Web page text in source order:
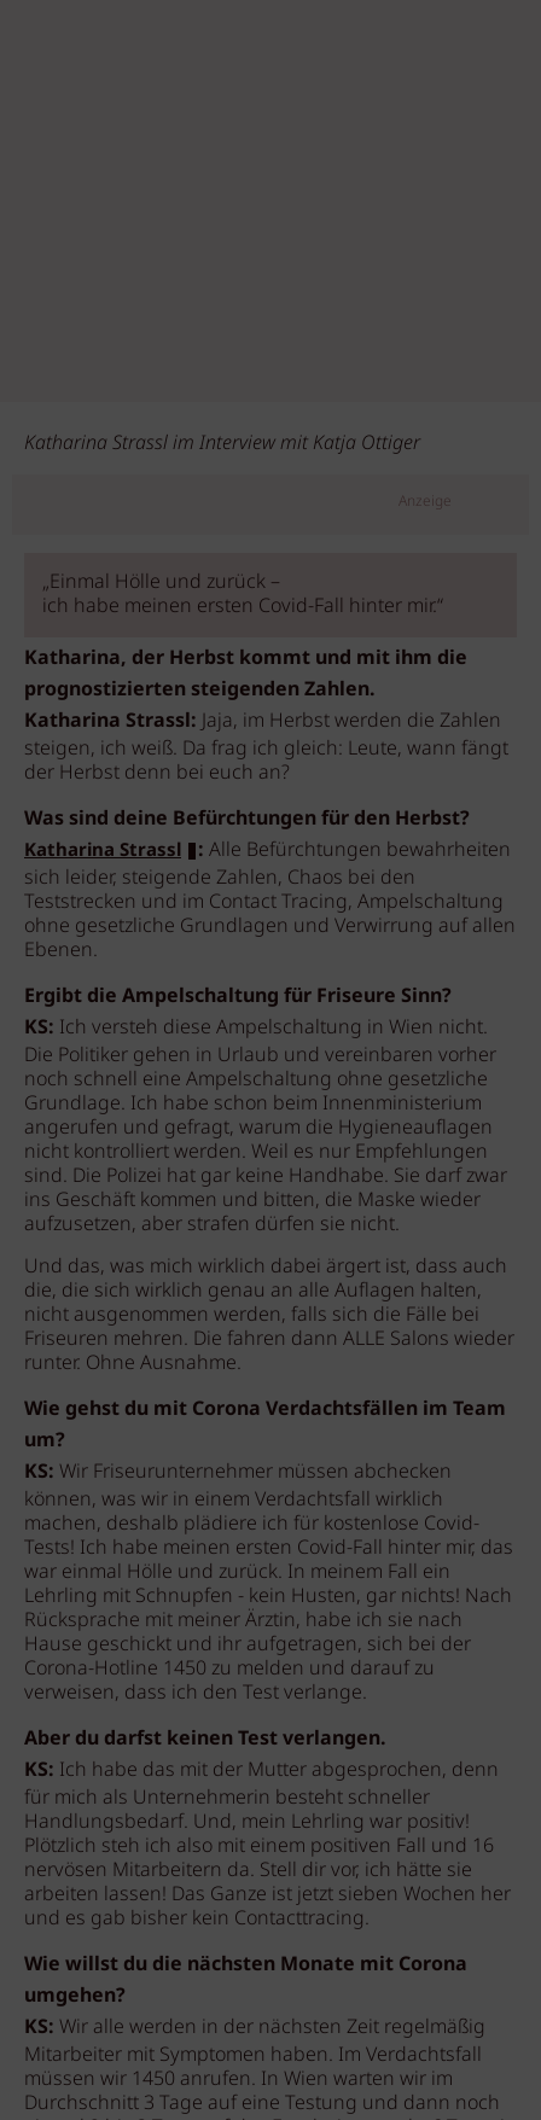
Katharina Strassl im Interview mit Katja Ottiger
Anzeige
„Einmal Hölle und zurück –
ich habe meinen ersten Covid-Fall hinter mir.“
Katharina, der Herbst kommt und mit ihm die
prognostizierten steigenden Zahlen.
Katharina Strassl:Jaja, im Herbst werden die Zahlen
steigen, ich weiß. Da frag ich gleich: Leute, wann fängt
der Herbst denn bei euch an?
Was sind deine Befürchtungen für den Herbst?
Katharina Strassl : Alle Befürchtungen bewahrheiten
sich leider, steigende Zahlen, Chaos bei den
Teststrecken und im Contact Tracing, Ampelschaltung
ohne gesetzliche Grundlagen und Verwirrung auf allen
Ebenen.
Ergibt die Ampelschaltung für Friseure Sinn?
KS: Ich versteh diese Ampelschaltung in Wien nicht.
Die Politiker gehen in Urlaub und vereinbaren vorher
noch schnell eine Ampelschaltung ohne gesetzliche
Grundlage. Ich habe schon beim Innenministerium
angerufen und gefragt, warum die Hygieneauflagen
nicht kontrolliert werden. Weil es nur Empfehlungen
sind. Die Polizei hat gar keine Handhabe. Sie darf zwar
ins Geschäft kommen und bitten, die Maske wieder
aufzusetzen, aber strafen dürfen sie nicht.
Und das, was mich wirklich dabei ärgert ist, dass auch
die, die sich wirklich genau an alle Auflagen halten,
nicht ausgenommen werden, falls sich die Fälle bei
Friseuren mehren. Die fahren dann ALLE Salons wieder
runter. Ohne Ausnahme.
Wie gehst du mit Corona Verdachtsfällen im Team
um?
KS: Wir Friseurunternehmer müssen abchecken
können, was wir in einem Verdachtsfall wirklich
machen, deshalb plädiere ich für kostenlose Covid-
Tests! Ich habe meinen ersten Covid-Fall hinter mir, das
war einmal Hölle und zurück. In meinem Fall ein
Lehrling mit Schnupfen - kein Husten, gar nichts! Nach
Rücksprache mit meiner Ärztin, habe ich sie nach
Hause geschickt und ihr aufgetragen, sich bei der
Corona-Hotline 1450 zu melden und darauf zu
verweisen, dass ich den Test verlange.
Aber du darfst keinen Test verlangen.
KS: Ich habe das mit der Mutter abgesprochen, denn
für mich als Unternehmerin besteht schneller
Handlungsbedarf. Und, mein Lehrling war positiv!
Plötzlich steh ich also mit einem positiven Fall und 16
nervösen Mitarbeitern da. Stell dir vor, ich hätte sie
arbeiten lassen! Das Ganze ist jetzt sieben Wochen her
und es gab bisher kein Contacttracing.
Wie willst du die nächsten Monate mit Corona
umgehen?
KS: Wir alle werden in der nächsten Zeit regelmäßig
Mitarbeiter mit Symptomen haben. Im Verdachtsfall
müssen wir 1450 anrufen. In Wien warten wir im
Durchschnitt 3 Tage auf eine Testung und dann noch